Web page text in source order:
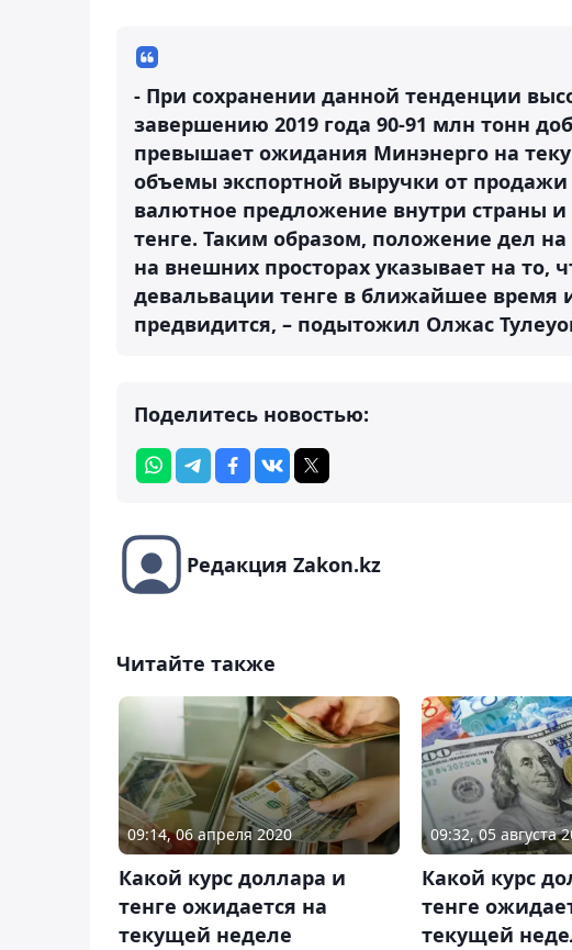
- При сохранении данной тенденции
завершению 2019 года 90-91 млн тонн
превышает ожидания Минэнерго на
объемы экспортной выручки от
валютное предложение внутри страны
тенге. Таким образом, положение дел
на внешних просторах указывает на то,
девальвации тенге в ближайшее время
предвидится, – подытожил Олжас
Поделитесь новостью:
Редакция Zakon.kz
Читайте также
09:14, 06 апреля 2020
Какой курс доллара и
тенге ожидается на
текущей неделе
09:32, 05 августа
Какой курс
тенге
текущей